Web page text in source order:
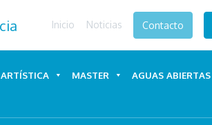
Inicio Noticias Contacto
ARTÍSTICA MASTER AGUAS ABIERTAS